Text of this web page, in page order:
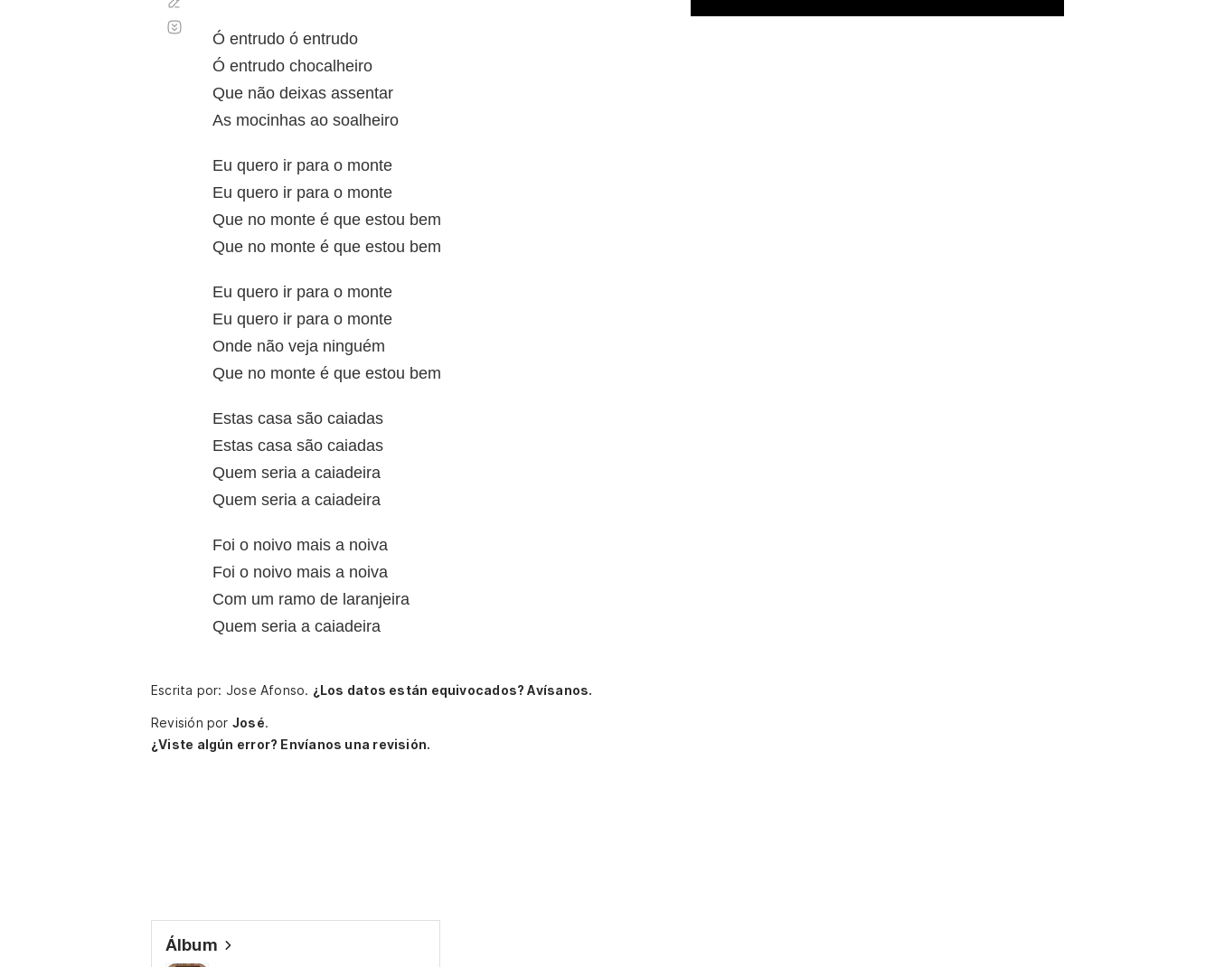
Ó entrudo ó entrudo
Ó entrudo chocalheiro
Que não deixas assentar
As mocinhas ao soalheiro
Eu quero ir para o monte
Eu quero ir para o monte
Que no monte é que estou bem
Que no monte é que estou bem
Eu quero ir para o monte
Eu quero ir para o monte
Onde não veja ninguém
Que no monte é que estou bem
Estas casa são caiadas
Estas casa são caiadas
Quem seria a caiadeira
Quem seria a caiadeira
Foi o noivo mais a noiva
Foi o noivo mais a noiva
Com um ramo de laranjeira
Quem seria a caiadeira
automático
Escrita por: Jose Afonso. ¿Los datos están equivocados? Avísanos.
Revisión por José.
¿Viste algún error? Envíanos una revisión.
Álbum